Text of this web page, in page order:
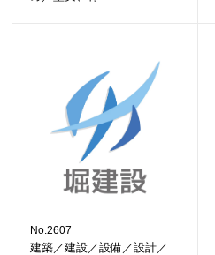
No.2607
建築／建設／設備／設計／